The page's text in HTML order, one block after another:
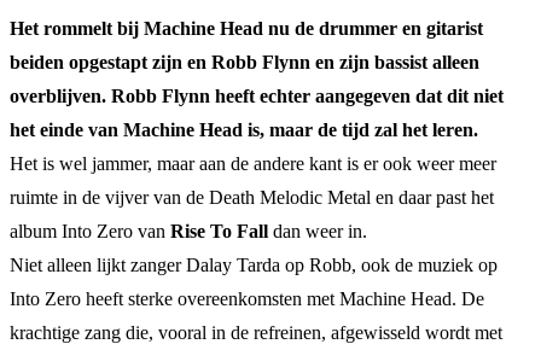
Het rommelt bij Machine Head nu de drummer en gitarist
beiden opgestapt zijn en Robb Flynn en zijn bassist alleen
overblijven. Robb Flynn heeft echter aangegeven dat dit niet
het einde van Machine Head is, maar de tijd zal het leren.
Het is wel jammer, maar aan de andere kant is er ook weer meer
ruimte in de vijver van de Death Melodic Metal en daar past het
album Into Zero van Rise To Fall dan weer in.
Niet alleen lijkt zanger Dalay Tarda op Robb, ook de muziek op
Into Zero heeft sterke overeenkomsten met Machine Head. De
krachtige zang die, vooral in de refreinen, afgewisseld wordt met